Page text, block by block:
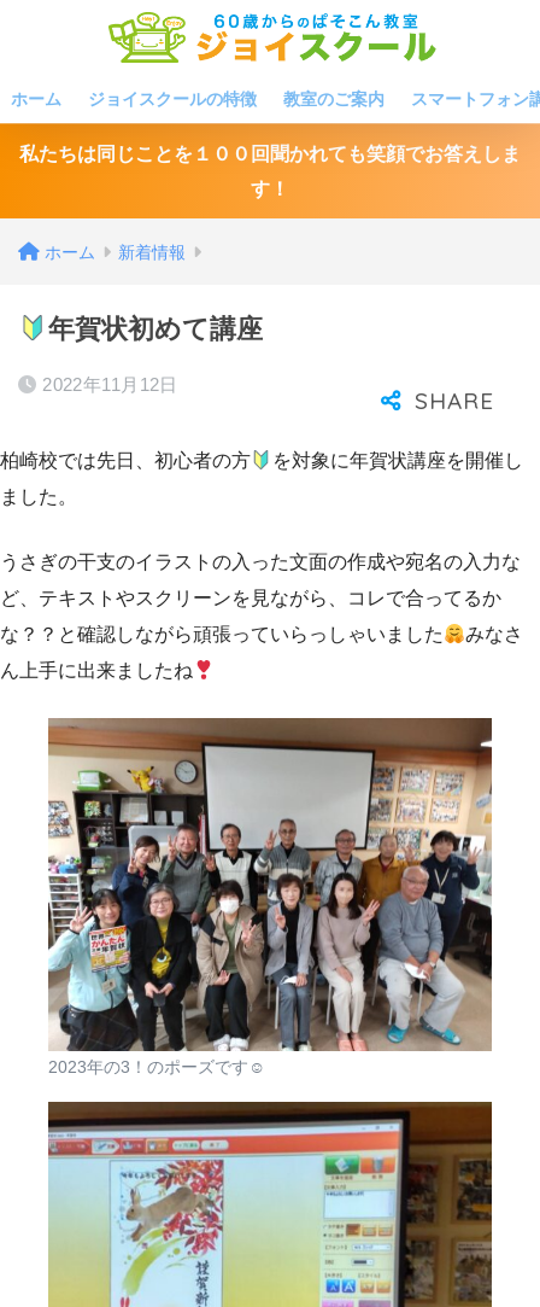
ホーム ジョイスクールの特徴 教室のご案内 スマートフォン
私たちは同じことを１００回聞かれても笑顔でお答えしま
す！
ホーム 新着情報
年賀状初めて講座
2022年11月12日
柏崎校では先日、初心者の方
を対象に年賀状講座を開催し
ました。
うさぎの干支のイラストの入った文面の作成や宛名の入力な
ど、テキストやスクリーンを見ながら、コレで合ってるか
な？？と確認しながら頑張っていらっしゃいました
みなさ
ん上手に出来ましたね
2023年の3！のポーズです☺